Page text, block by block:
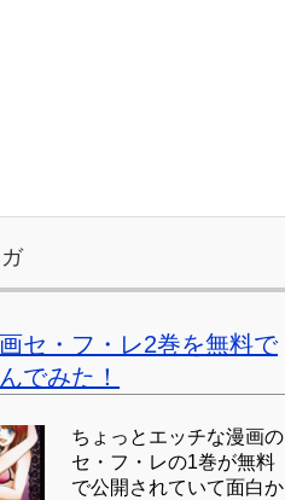
セ・フ・レ2巻を無料で
でみた！
ちょっとエッチな漫画の
セ・フ・レの1巻が無料
で公開されていて面白か